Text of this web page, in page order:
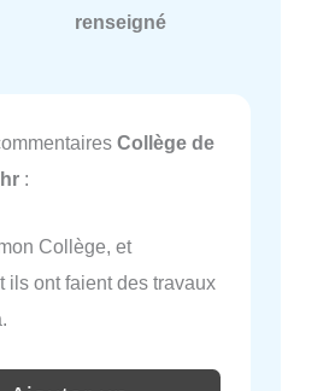
renseigné
Collège de
:
Collège, et
ils ont faient des travaux